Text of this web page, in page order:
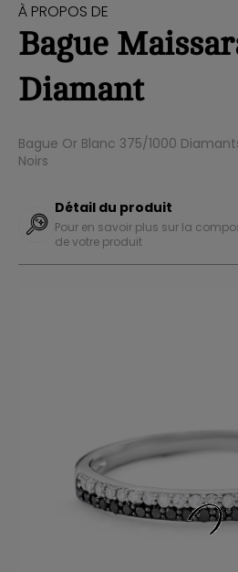
À PROPOS DE
Bague
Diamant
Bague Or Blanc 375/1000
Noirs
Détail du produit
Pour en savoir plus sur la
de votre produit